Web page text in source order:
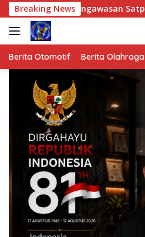
Langsung
ke
konten
Breaking NewsSatpam di PKS PTPN
Berita Otomotif Berita Olahraga